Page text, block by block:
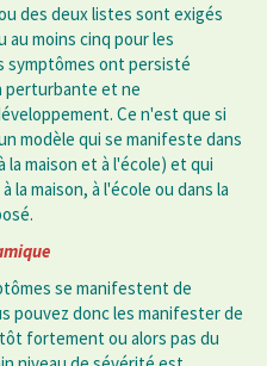
des deux listes sont exigés
au moins cinq pour les
symptômes ont persisté
perturbante et ne
Ce n'est que si
modèle qui se manifeste dans
maison et à l'école) et qui
maison, à l'école ou dans la
se manifestent de
pouvez donc les manifester de
fortement ou alors pas du